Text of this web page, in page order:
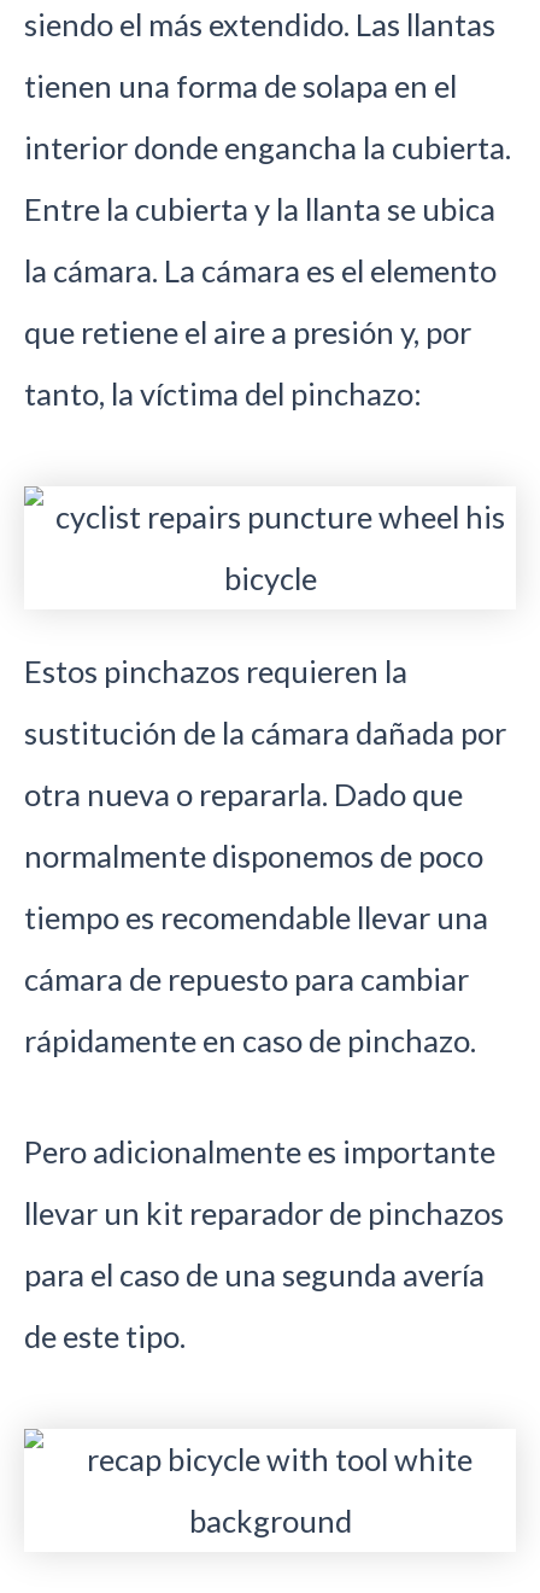
siendo el más extendido. Las llantas
tienen una forma de solapa en el
interior donde engancha la cubierta.
Entre la cubierta y la llanta se ubica
la cámara. La cámara es el elemento
que retiene el aire a presión y, por
tanto, la víctima del pinchazo:
Estos pinchazos requieren la
sustitución de la cámara dañada por
otra nueva o repararla. Dado que
normalmente disponemos de poco
tiempo es recomendable llevar una
cámara de repuesto para cambiar
rápidamente en caso de pinchazo.
Pero adicionalmente es importante
llevar un kit reparador de pinchazos
para el caso de una segunda avería
de este tipo.